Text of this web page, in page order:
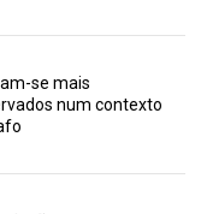
se mais
num contexto